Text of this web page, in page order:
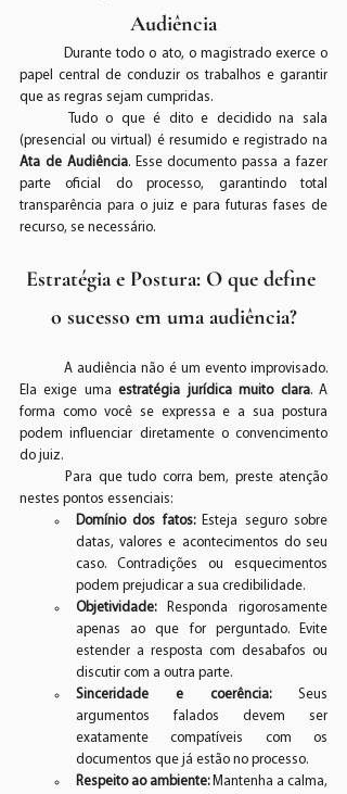
Audiência
papel central de conduzir os trabalhos e garantir
que as regras sejam cumpridas.
Ata de Audiência. Esse documento passa a fazer
parte oficial do processo, garantindo total
transparência para o juiz e para futuras fases de
recurso, se necessário.
Estratégia e Postura: O que define
o sucesso em uma audiência?
	A audiência não é um evento improvisado.
Ela exige uma estratégia jurídica muito clara. A
forma como você se expressa e a sua postura
podem influenciar diretamente o convencimento
do juiz.
nestes pontos essenciais:
Domínio dos fatos: Esteja seguro sobre
datas, valores e acontecimentos do seu
caso. Contradições ou esquecimentos
podem prejudicar a sua credibilidade.
Objetividade: Responda rigorosamente
apenas ao que for perguntado. Evite
estender a resposta com desabafos ou
discutir com a outra parte.
Sinceridade e coerência: Seus
argumentos falados devem ser
exatamente compatíveis com os
documentos que já estão no processo.
Respeito ao ambiente: Mantenha a calma,